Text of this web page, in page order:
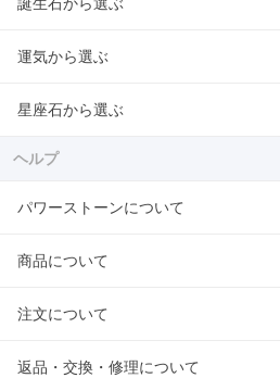
誕生石から選ぶ
運気から選ぶ
星座石から選ぶ
ヘルプ
パワーストーンについて
商品について
注文について
返品・交換・修理について